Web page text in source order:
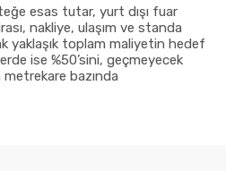
esas tutar, yurt dışı fuar
nakliye, ulaşım ve standa
yaklaşık toplam maliyetin hedef
ise %50’sini, geçmeyecek
bazında